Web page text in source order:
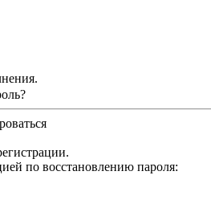
по восстановлению пароля: